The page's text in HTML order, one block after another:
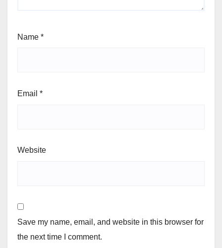
Name *
Email *
Website
Save my name, email, and website in this browser for
the next time I comment.